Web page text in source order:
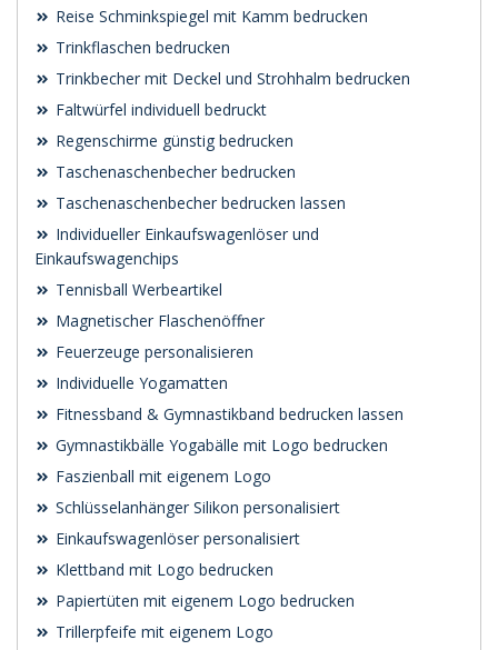
Reise Schminkspiegel mit Kamm bedrucken
Trinkflaschen bedrucken
Trinkbecher mit Deckel und Strohhalm bedrucken
Faltwürfel individuell bedruckt
Regenschirme günstig bedrucken
Taschenaschenbecher bedrucken
Taschenaschenbecher bedrucken lassen
Individueller Einkaufswagenlöser und
Einkaufswagenchips
Tennisball Werbeartikel
Magnetischer Flaschenöffner
Feuerzeuge personalisieren
Individuelle Yogamatten
Fitnessband & Gymnastikband bedrucken lassen
Gymnastikbälle Yogabälle mit Logo bedrucken
Faszienball mit eigenem Logo
Schlüsselanhänger Silikon personalisiert
Einkaufswagenlöser personalisiert
Klettband mit Logo bedrucken
Papiertüten mit eigenem Logo bedrucken
Trillerpfeife mit eigenem Logo